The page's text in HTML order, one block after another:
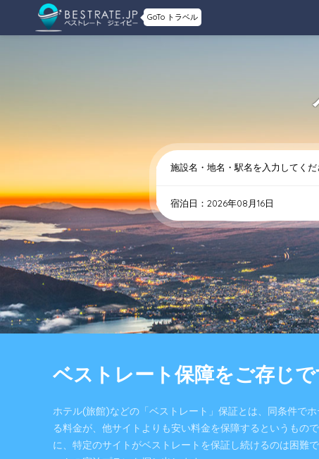
GoTo トラベル
ベストレート保障をご存じで
ホテル(旅館)などの「ベストレート」保証とは、同条件で
る料金が、他サイトよりも安い料金を保障するというもの
に、特定のサイトがベストレートを保証し続けるのは困難